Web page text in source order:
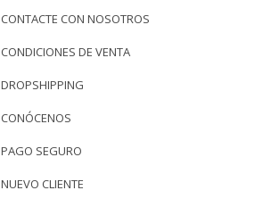
CONTACTE CON NOSOTROS
CONDICIONES DE VENTA
DROPSHIPPING
CONÓCENOS
PAGO SEGURO
NUEVO CLIENTE